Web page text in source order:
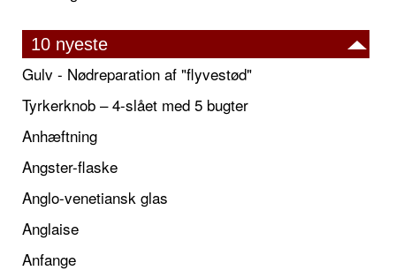
10 nyeste
Gulv - Nødreparation af "flyvestød"
Tyrkerknob – 4-slået med 5 bugter
Anhæftning
Angster-flaske
Anglo-venetiansk glas
Anglaise
Anfange